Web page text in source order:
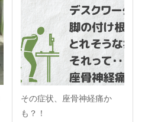
その症状、座骨神経痛か
も？！